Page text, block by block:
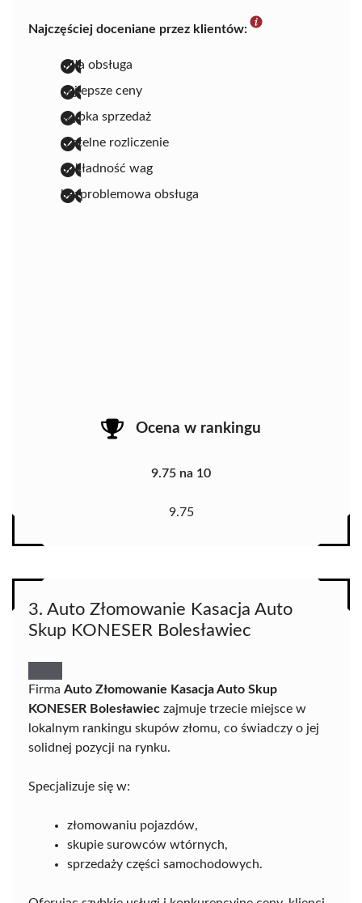
Najczęściej doceniane przez klientów:
miła obsługa
najlepsze ceny
szybka sprzedaż
rzetelne rozliczenie
dokładność wag
bezproblemowa obsługa
Ocena w rankingu
9.75 na 10
9.75
3. Auto Złomowanie Kasacja Auto
Skup KONESER Bolesławiec
Firma Auto Złomowanie Kasacja Auto Skup
KONESER Bolesławiec zajmuje trzecie miejsce w
lokalnym rankingu skupów złomu, co świadczy o jej
solidnej pozycji na rynku.
Specjalizuje się w:
złomowaniu pojazdów,
skupie surowców wtórnych,
sprzedaży części samochodowych.